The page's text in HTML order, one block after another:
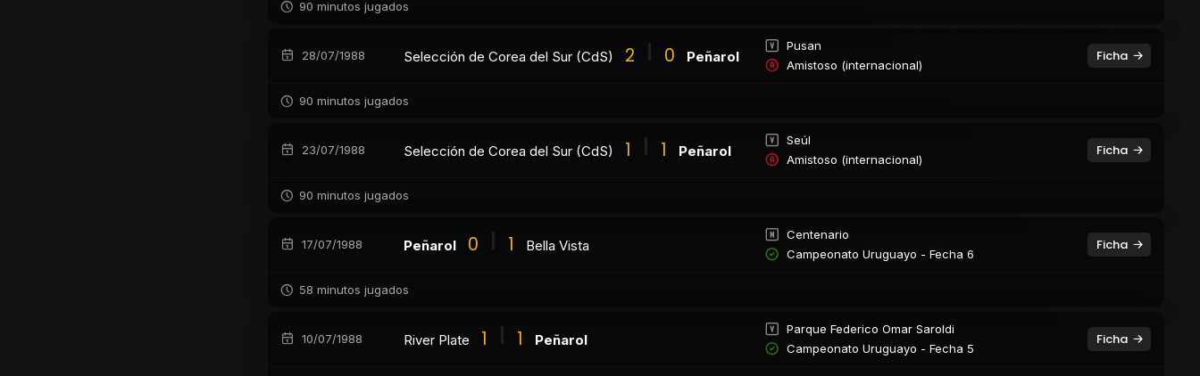
90 minutos jugados
28/07/1988 Selección de Corea del Sur (CdS) 2 0 Peñarol
Pusan
Amistoso (internacional)
Ficha
90 minutos jugados
23/07/1988 Selección de Corea del Sur (CdS) 1 1 Peñarol
Seúl
Amistoso (internacional)
Ficha
90 minutos jugados
17/07/1988 Peñarol 0 1 Bella Vista
Centenario
Campeonato Uruguayo - Fecha 6
Ficha
58 minutos jugados
10/07/1988 River Plate 1 1 Peñarol
Parque Federico Omar Saroldi
Campeonato Uruguayo - Fecha 5
Ficha